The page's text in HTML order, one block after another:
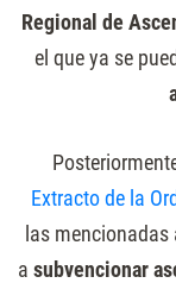
Regional de
el que ya se
Extracto de la
las
a subvencionar